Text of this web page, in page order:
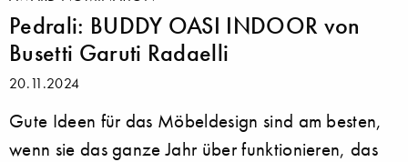
Pedrali: BUDDY OASI INDOOR von
Busetti Garuti Radaelli
20.11.2024
Gute Ideen für das Möbeldesign sind am besten,
wenn sie das ganze Jahr über funktionieren, das